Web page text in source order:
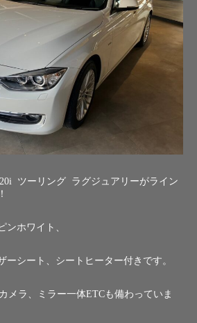
ツーリング ラグジュアリーがライン
ンホワイト、
ーシート、シートヒーター付きです。
メラ、ミラー一体ETCも備わっていま